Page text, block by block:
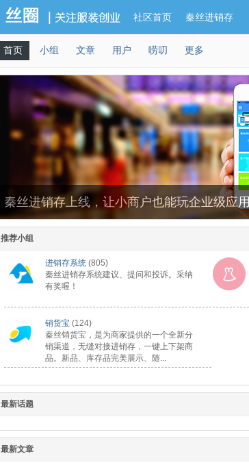
社区首页 秦丝进销存
首页 小组 文章 用户 唠叨 更多
秦丝进销存上线，让小商户也能玩企业级应用
推荐小组
进销存系统 (805)
秦丝进销存系统建议、提问和投诉。采纳
有奖喔！
销货宝 (124)
秦丝销货宝，是为商家提供的一个全新分
销渠道，无缝对接进销存，一键上下架商
品。新品、库存品完美展示、随...
最新话题
最新文章